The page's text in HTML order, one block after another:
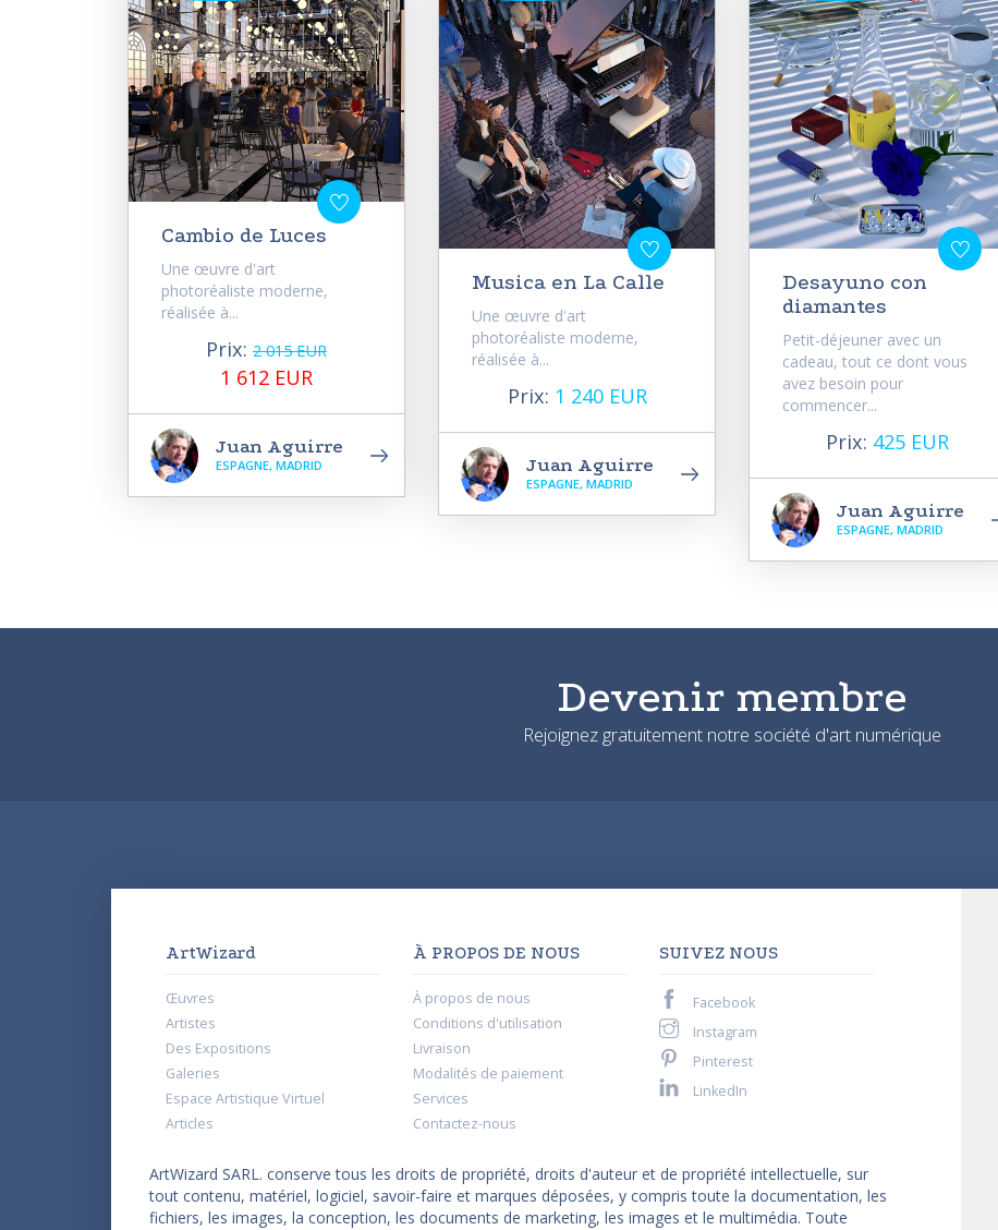
Cambio de Luces
Une œuvre d'art
photoréaliste moderne,
réalisée à...
Prix: 2 015 EUR
1 612 EUR
Juan Aguirre
ESPAGNE, MADRID
Musica en La Calle
Une œuvre d'art
photoréaliste moderne,
réalisée à...
Prix: 1 240 EUR
Juan Aguirre
ESPAGNE, MADRID
Desayuno con
diamantes
Petit-déjeuner avec un
cadeau, tout ce dont vous
avez besoin pour
commencer...
Prix: 425 EUR
Juan Aguirre
ESPAGNE, MADRID
Devenir membre
Rejoignez gratuitement notre société d'art numérique
ArtWizard
Œuvres
Artistes
Des Expositions
Galeries
Espace Artistique Virtuel
Articles
À PROPOS DE NOUS
À propos de nous
Conditions d'utilisation
Livraison
Modalités de paiement
Services
Contactez-nous
SUIVEZ NOUS
Facebook
Instagram
Pinterest
LinkedIn
ArtWizard SARL. conserve tous les droits de propriété, droits d'auteur et de propriété intellectuelle, sur
tout contenu, matériel, logiciel, savoir-faire et marques déposées, y compris toute la documentation, les
fichiers, les images, la conception, les documents de marketing, les images et le multimédia. Toute